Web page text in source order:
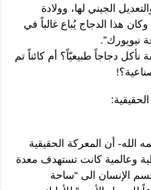
الجيني لها، وولادة
هذا الدجاج يُباع غالباً في
نيويورك”.
دجاجاً طبيعيّاً؟ أم كائناً تم
الله- أن المعركة الحقيقية
وعالمية كانت تستهدف معدة
الإنسان الى “ساحة